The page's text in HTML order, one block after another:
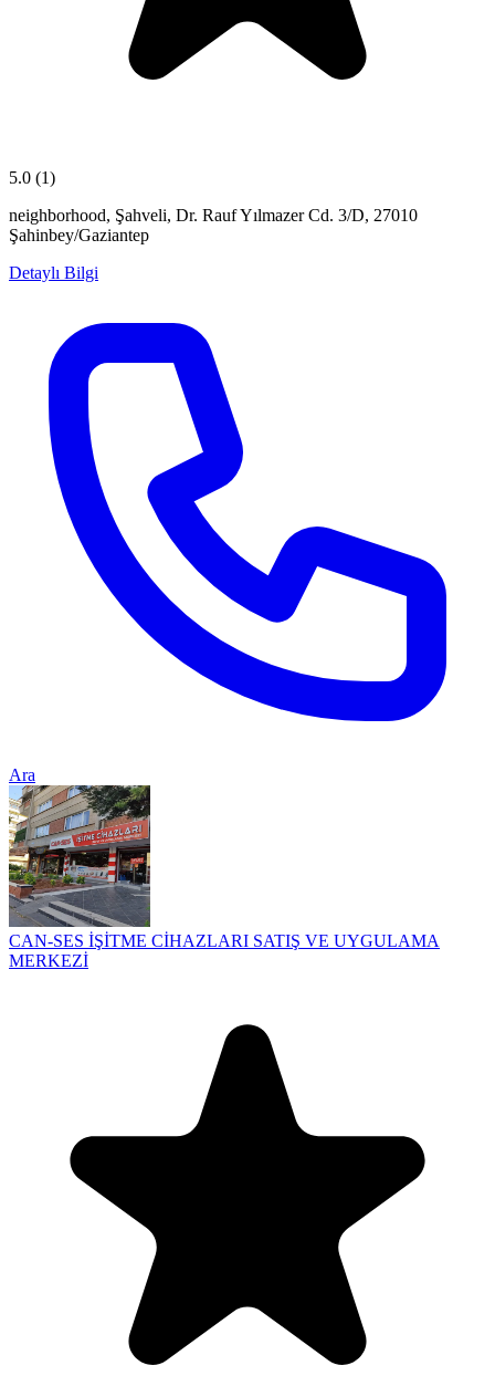
5.0 (1)
neighborhood, Şahveli, Dr. Rauf Yılmazer Cd. 3/D, 27010
Şahinbey/Gaziantep
Detaylı Bilgi
Ara
CAN-SES İŞİTME CİHAZLARI SATIŞ VE UYGULAMA
MERKEZİ